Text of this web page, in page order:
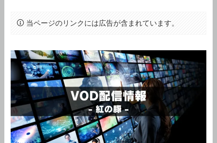
当ページのリンクには広告が含まれています。